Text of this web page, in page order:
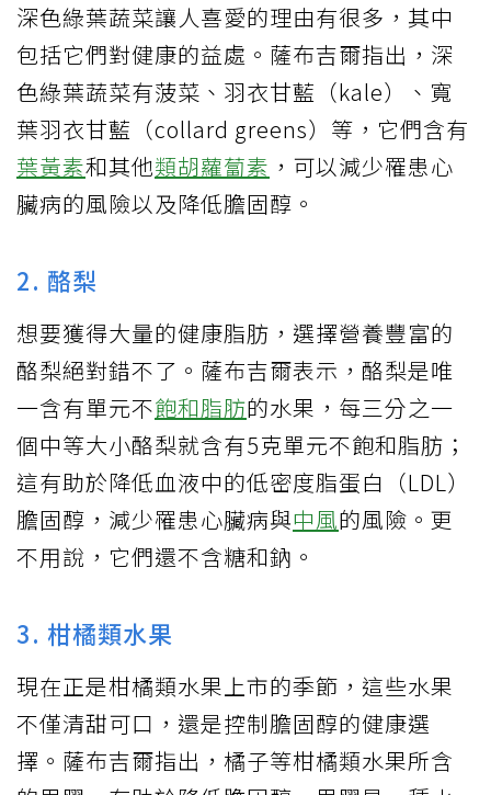
深色綠葉蔬菜讓人喜愛的理由有很多，其中
包括它們對健康的益處。薩布吉爾指出，深
色綠葉蔬菜有菠菜、羽衣甘藍（kale）、寬
葉羽衣甘藍（collard greens）等，它們含有
葉黃素和其他類胡蘿蔔素 ，可以減少罹患心
臟病的風險以及降低膽固醇。
2. 酪梨
想要獲得大量的健康脂肪，選擇營養豐富的
酪梨絕對錯不了。薩布吉爾表示，酪梨是唯
一含有單元不飽和脂肪的水果，每三分之一
個中等大小酪梨就含有5克單元不飽和脂肪；
這有助於降低血液中的低密度脂蛋白（LDL）
膽固醇，減少罹患心臟病與中風的風險。更
不用說，它們還不含糖和鈉。
3. 柑橘類水果
現在正是柑橘類水果上市的季節，這些水果
不僅清甜可口，還是控制膽固醇的健康選
擇。薩布吉爾指出，橘子等柑橘類水果所含